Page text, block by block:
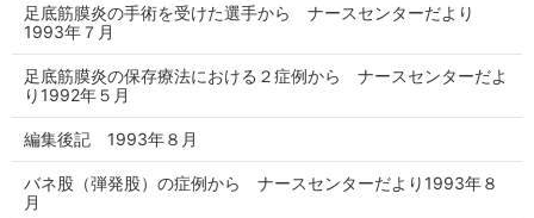
足底筋膜炎の手術を受けた選手から ナースセンターだより
1993年７月
足底筋膜炎の保存療法における２症例から ナースセンターだよ
り1992年５月
編集後記 1993年８月
バネ股（弾発股）の症例から ナースセンターだより1993年８
月